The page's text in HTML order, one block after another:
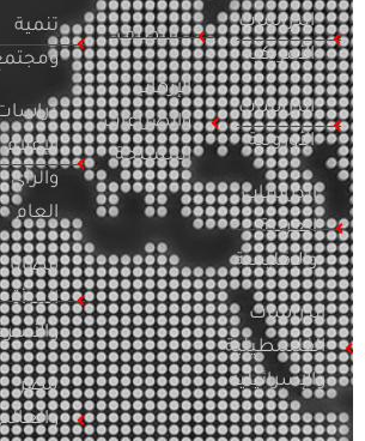
الدراسات
الأمريكية
الدراسات
الأوروبية
الدراسات
العربية
والإقليمية
الدراسات
الفلسطينية
والإسرائيلية
التطرف
الإرهاب
والصراعات
المسلحة
تنمية
ومجتمع
دراسات
الإعلام
والرأي
العام
قضايا
المرأة
والأسرة
مصر
والعالم